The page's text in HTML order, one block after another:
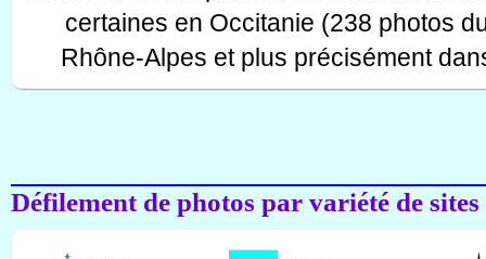
certaines en Occitanie (238 photos
Rhône-Alpes et plus précisément
Défilement de photos par variété de